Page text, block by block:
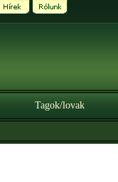
Tagok/lovak